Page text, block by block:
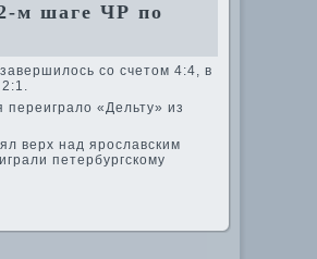
м шаге ЧР по
со счетом 4:4, в
«Дельту» из
ве­рх над ярославским
петербургскому